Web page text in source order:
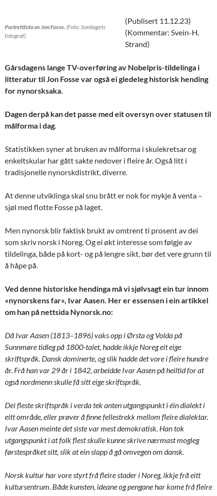
Portrettfoto av Jon Fosse. (Foto: Samlagets
fotograf)
(Publisert 11.12.23)
(Kommentar: Svein-H.
Strand)
Gårsdagens lange TV-overføring av Nobelpris-tildelinga i
litteratur til Jon Fosse var også ei gledeleg historisk hending
for nynorsksaka.
Dagen derpå kan det passe med eit oversyn over statusen til
målforma i dag.
Statistikken syner at bruken av målforma i skulekretsar og
enkeltskular har gått sakte nedover i fleire år. Også litt i
tradisjonelle nynorskdistrikt, diverre.
At denne utviklinga skal snu brått er nok for mykje å venta –
sjøl med flotte Fosse på laget.
Men nynorsk blir faktisk brukt av omtrent ti prosent av dei
som skriv norsk i Noreg. Og ei økt interesse som følgje av
tildelinga, både på kort- og på lengre sikt, bør det vere grunn til
å håpe på.
Ved denne historiske hendinga må vi sjølvsagt ein tur innom
«nynorskens far», Ivar Aasen. Her er essensen i ein artikkel
om han på nettsida Nynorsk.no:
Då Ivar Aasen (1813–1896) vaks opp i Ørsta og Volda på
Sunnmøre tidleg på 1800-talet, hadde ikkje Noreg eit eige
skriftspråk. Dansk dominerte, og slik hadde det vore i fleire hundre
år. Frå han var 29 år i 1842, arbeidde Ivar Aasen på heiltid for at
også nordmenn skulle få sitt eige skriftspråk.
Dei fleste skriftspråk i verda tek anten utgangspunkt i éin dialekt i
eitt område, eller prøver å finne fellestrekk mellom fleire dialektar.
Ivar Aasen meinte det siste var mest demokratisk. Han tok
utgangspunkt i at folk flest skulle kunne skrive nærmast mogleg
førstespråket sitt, slik atein slapp å gå omvegen om dansk.
Norsk kultur har vore styrt frå fleire stader i Noreg, ikkje frå eitt
kultursentrum. Både kunsten, ideane og pengane har kome frå fleire